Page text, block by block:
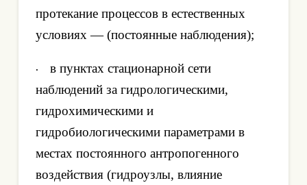
протекание процессов в естественных
условиях — (постоянные наблюдения);
·
в пунктах стационарной сети
наблюдений за гидрологическими,
гидрохимическими и
гидробиологическими параметрами в
местах постоянного антропогенного
воздействия (гидроузлы, влияние